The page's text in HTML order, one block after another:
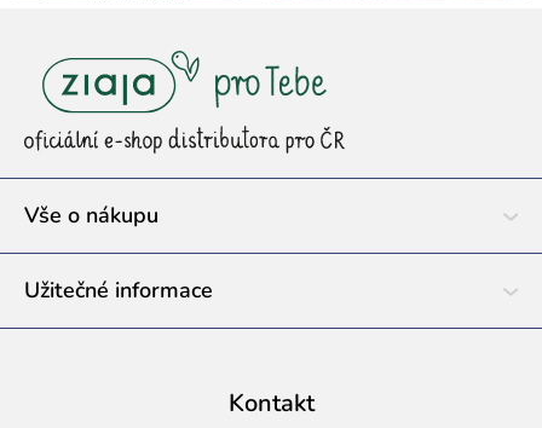
t
Vše o nákupu
Užitečné informace
Kontakt